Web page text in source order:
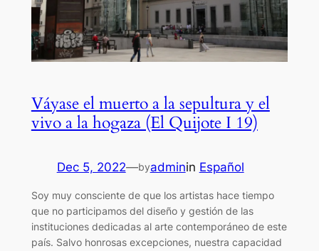
Váyase el muerto a la sepultura y el
vivo a la hogaza (El Quijote I 19)
Dec 5, 2022—byadminin Español
Soy muy consciente de que los artistas hace tiempo
que no participamos del diseño y gestión de las
instituciones dedicadas al arte contemporáneo de este
país. Salvo honrosas excepciones, nuestra capacidad